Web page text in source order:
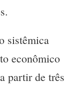
sistêmica
econômico
partir de três